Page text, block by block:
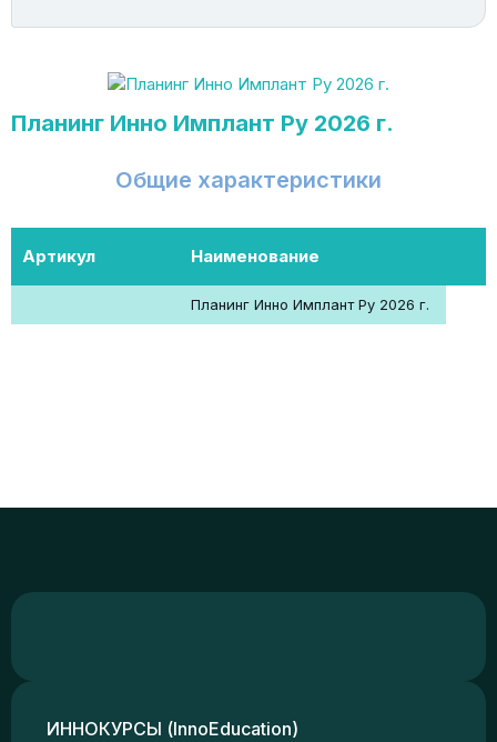
Планинг Инно Имплант Ру 2026 г.
Общие характеристики
Артикул Наименование
Планинг Инно Имплант Ру 2026 г.
ИННОКУРСЫ (InnoEducation)